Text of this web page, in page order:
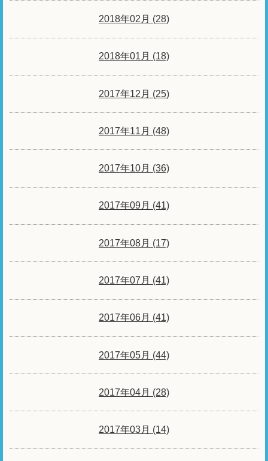
2018年02月 (28)
2018年01月 (18)
2017年12月 (25)
2017年11月 (48)
2017年10月 (36)
2017年09月 (41)
2017年08月 (17)
2017年07月 (41)
2017年06月 (41)
2017年05月 (44)
2017年04月 (28)
2017年03月 (14)